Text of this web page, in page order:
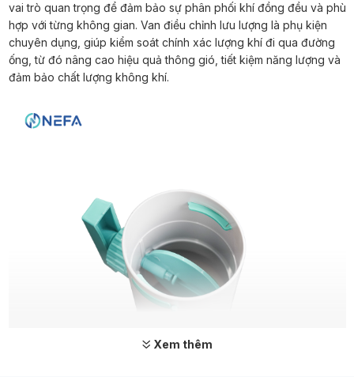
vai trò quan trọng để đảm bảo sự phân phối khí đồng đều và phù
hợp với từng không gian. Van điều chỉnh lưu lượng là phụ kiện
chuyên dụng, giúp kiểm soát chính xác lượng khí đi qua đường
ống, từ đó nâng cao hiệu quả thông gió, tiết kiệm năng lượng và
đảm bảo chất lượng không khí.
Xem thêm